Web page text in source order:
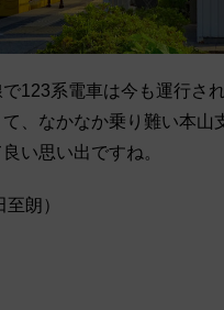
123系電車は今も運行され
、なかなか乗り難い本山
い思い出ですね。
朗）